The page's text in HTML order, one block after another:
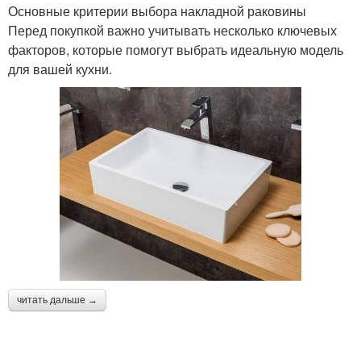
Основные критерии выбора накладной раковины
Перед покупкой важно учитывать несколько ключевых
факторов, которые помогут выбрать идеальную модель
для вашей кухни.
читать дальше →